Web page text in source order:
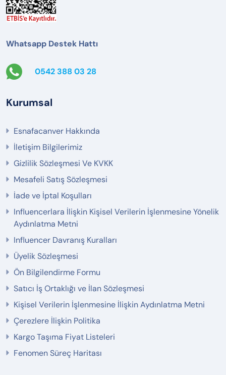
Whatsapp Destek Hattı
0542 388 03 28
Kurumsal
Esnafacanver Hakkında
İletişim Bilgilerimiz
Gizlilik Sözleşmesi Ve KVKK
Mesafeli Satış Sözleşmesi
İade ve İptal Koşulları
Influencerlara İlişkin Kişisel Verilerin İşlenmesine Yönelik
Aydınlatma Metni
Influencer Davranış Kuralları
Üyelik Sözleşmesi
Ön Bilgilendirme Formu
Satıcı İş Ortaklığı ve İlan Sözleşmesi
Kişisel Verilerin İşlenmesine İlişkin Aydınlatma Metni
Çerezlere İlişkin Politika
Kargo Taşıma Fiyat Listeleri
Fenomen Süreç Haritası